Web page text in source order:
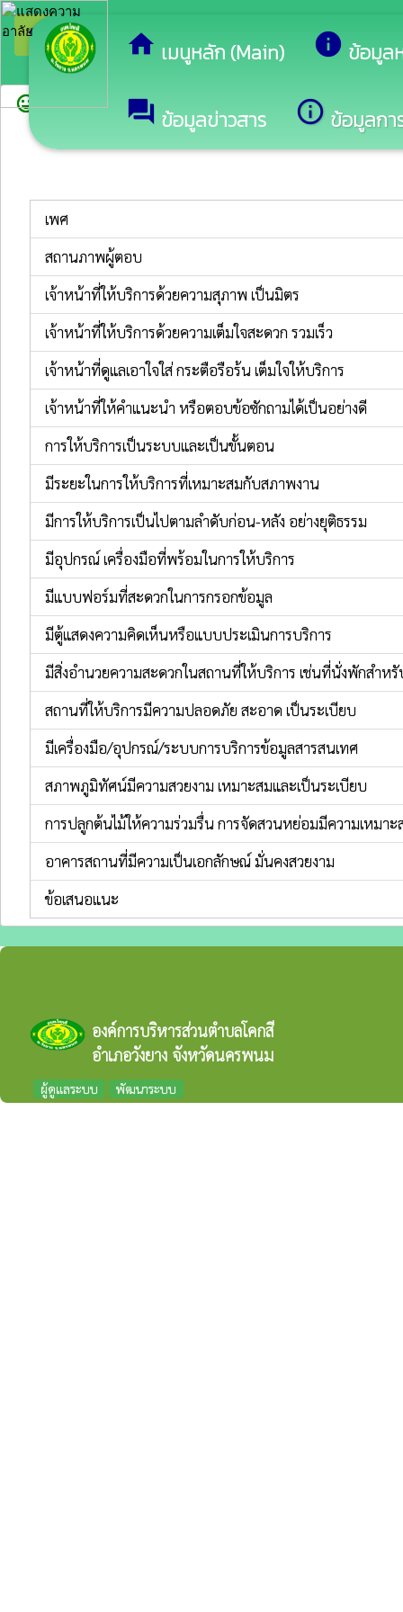
home เมนูหลัก (Main) info ข้อมูล
forum ข้อมูลข่าวสาร info_outline ข้อมูลก
arrow_back_iosกลับเมนูหลัก
sentiment_very_satisfiedสำรวจความพึงพอใจ
เพศ
สถานภาพผู้ตอบ
เจ้าหน้าที่ให้บริการด้วยความสุภาพ เป็นมิตร
เจ้าหน้าที่ให้บริการด้วยความเต็มใจสะดวก รวมเร็ว
เจ้าหน้าที่ดูแลเอาใจใส่ กระตือรือร้น เต็มใจให้บริการ
เจ้าหน้าที่ให้คำแนะนำ หรือตอบข้อซักถามได้เป็นอย่างดี
การให้บริการเป็นระบบและเป็นขั้นตอน
มีระยะในการให้บริการที่เหมาะสมกับสภาพงาน
มีการให้บริการเป็นไปตามลำดับก่อน-หลัง อย่างยุติธรรม
มีอุปกรณ์ เครื่องมือที่พร้อมในการให้บริการ
มีแบบฟอร์มที่สะดวกในการกรอกข้อมูล
มีตู้แสดงความคิดเห็นหรือแบบประเมินการบริการ
มีสิ่งอำนวยความสะดวกในสถานที่ให้บริการ เช่นที่นั่งพักสำห
สถานที่ให้บริการมีความปลอดภัย สะอาด เป็นระเบียบ
มีเครื่องมือ/อุปกรณ์/ระบบการบริการข้อมูลสารสนเทศ
สภาพภูมิทัศน์มีความสวยงาม เหมาะสมและเป็นระเบียบ
การปลูกต้นไม้ให้ความร่วมรื่น การจัดสวนหย่อมมีความเหมาะ
อาคารสถานที่มีความเป็นเอกลักษณ์ มั่นคงสวยงาม
ข้อเสนอแนะ
องค์การบริหารส่วนตำบลโคกสี
อำเภอวังยาง จังหวัดนครพนม
ผู้ดูแลระบบ พัฒนาระบบ